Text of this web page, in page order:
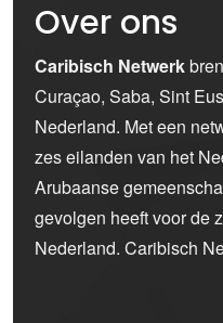
Over ons
Caribisch Netwerk
Curaçao, Saba, Sint
Nederland. Met een
zes eilanden van het
Arubaanse
gevolgen heeft voor de
Nederland. Caribisch